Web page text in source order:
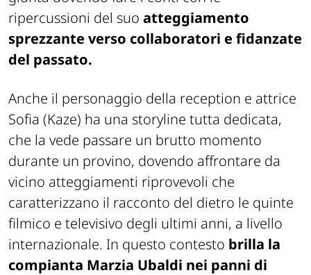
ripercussioni del suo atteggiamento
sprezzante verso collaboratori e fidanzate
del passato.
Anche il personaggio della reception e attrice
Sofia (Kaze) ha una storyline tutta dedicata,
che la vede passare un brutto momento
durante un provino, dovendo affrontare da
vicino atteggiamenti riprovevoli che
caratterizzano il racconto del dietro le quinte
filmico e televisivo degli ultimi anni, a livello
internazionale. In questo contesto brilla la
compianta Marzia Ubaldi nei panni di